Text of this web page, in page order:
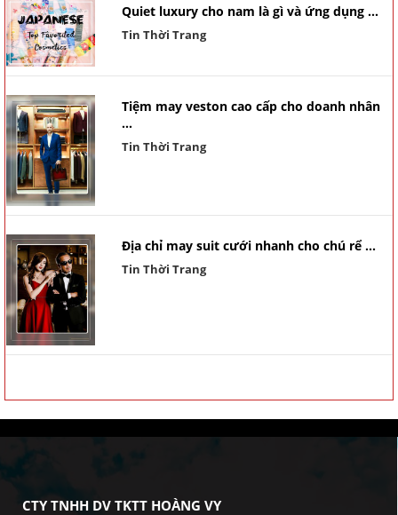
Quiet luxury cho nam là gì và ứng dụng ...
Tin Thời Trang
Tiệm may veston cao cấp cho doanh nhân
...
Tin Thời Trang
Địa chỉ may suit cưới nhanh cho chú rể ...
Tin Thời Trang
CTY TNHH DV TKTT HOÀNG VY